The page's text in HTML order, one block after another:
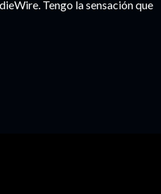
Tengo la sensación que